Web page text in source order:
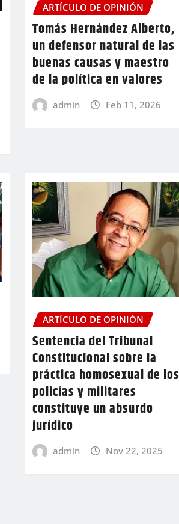
ARTÍCULO DE OPINIÓN
Tomás Hernández Alberto,
un defensor natural de las
buenas causas y maestro
de la política en valores
admin Feb 11, 2026
ARTÍCULO DE OPINIÓN
Sentencia del Tribunal
Constitucional sobre la
práctica homosexual de los
policías y militares
constituye un absurdo
jurídico
admin Nov 22, 2025